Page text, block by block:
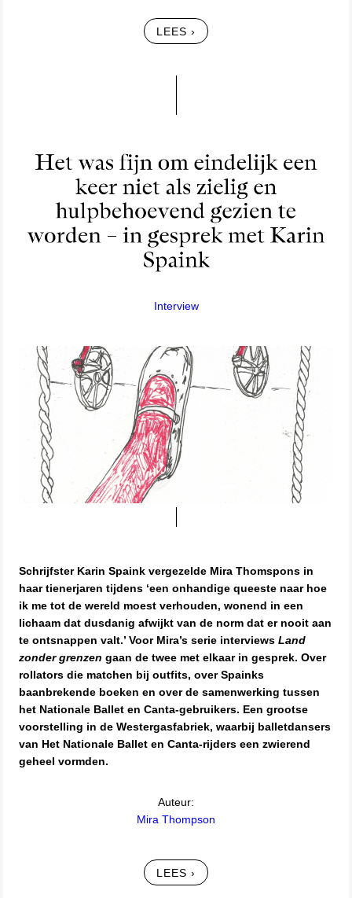
LEES ›
Interview
Schrijfster Karin Spaink vergezelde Mira Thomspons in
haar tienerjaren tijdens ‘een onhandige queeste naar hoe
ik me tot de wereld moest verhouden, wonend in een
lichaam dat dusdanig afwijkt van de norm dat er nooit aan
te ontsnappen valt.’ Voor Mira’s serie interviews Land
zonder grenzen gaan de twee met elkaar in gesprek. Over
rollators die matchen bij outfits, over Spainks
baanbrekende boeken en over de samenwerking tussen
het Nationale Ballet en Canta-gebruikers. Een grootse
voorstelling in de Westergasfabriek, waarbij balletdansers
van Het Nationale Ballet en Canta-rijders een zwierend
geheel vormden.
Auteur:
Mira Thompson
LEES ›